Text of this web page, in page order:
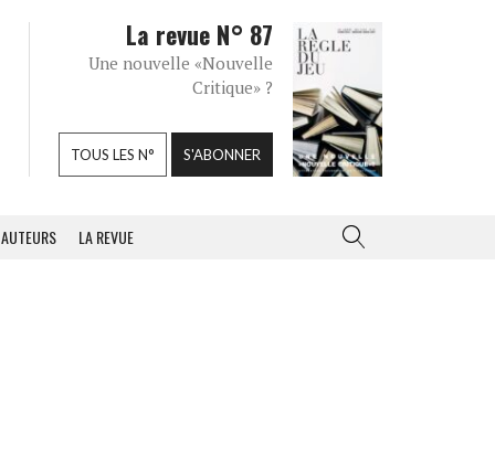
La revue N° 87
Une nouvelle «Nouvelle
Critique» ?
TOUS LES N° S'ABONNER
AUTEURS LA REVUE